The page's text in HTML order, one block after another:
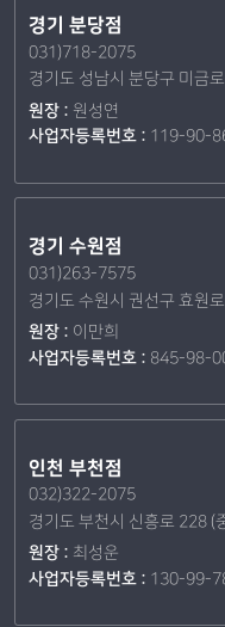
경기 분당점
031)718-2075
경기도 성남시 분당구 미금
원장 : 원성연
사업자등록번호 : 119-90-
경기 수원점
031)263-7575
경기도 수원시 권선구 효원
원장 : 이만희
사업자등록번호 : 845-98-
인천 부천점
032)322-2075
경기도 부천시 신흥로 228 (
원장 : 최성운
사업자등록번호 : 130-99-